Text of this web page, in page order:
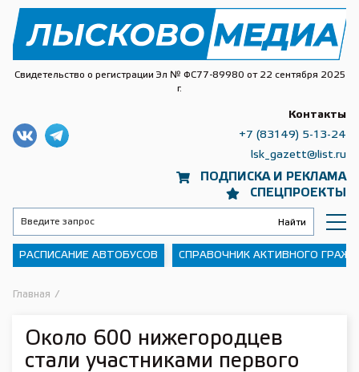
Свидетельство о регистрации Эл № ФС77-89980 от 22 сентября 2025
г.
ПОДПИСКА И РЕКЛАМА
СПЕЦПРОЕКТЫ
Контакты
+7 (83149) 5-13-24
lsk_gazett@list.ru
РАСПИСАНИЕ АВТОБУСОВ СПРАВОЧНИК АКТИВНОГО
Главная /
Около 600 нижегородцев
стали участниками первого